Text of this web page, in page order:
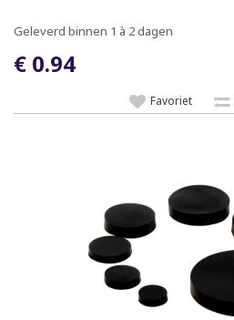
Geleverd binnen 1 à 2 dagen
€ 0.94
Favoriet